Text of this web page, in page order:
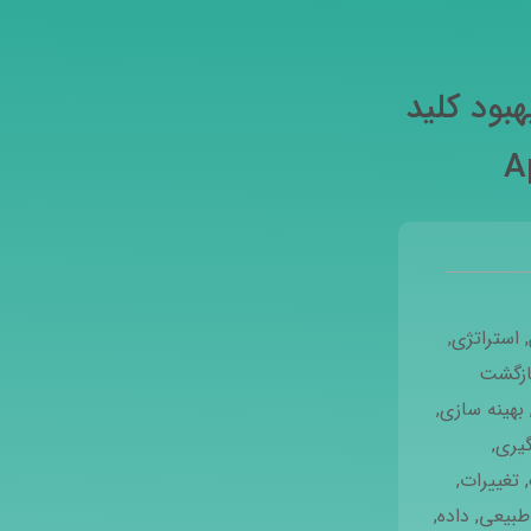
کلید
, استراتژی,
بهینه سازی,
,
, تغییرات,
, داده,